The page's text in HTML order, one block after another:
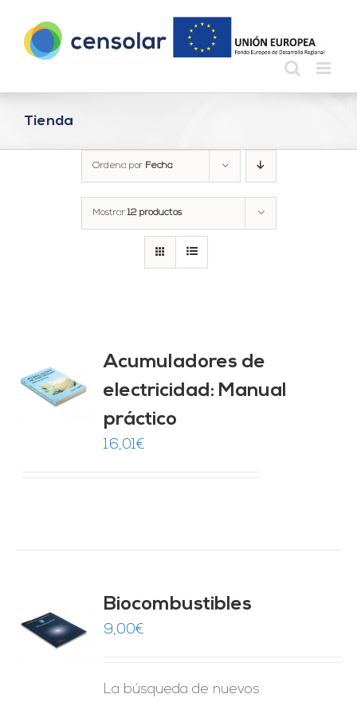
contenido
Tienda
Ordena por Fecha
Mostrar12 productos
Acumuladores de
electricidad: Manual
práctico
16,01€
Biocombustibles
9,00€
La búsqueda de nuevos